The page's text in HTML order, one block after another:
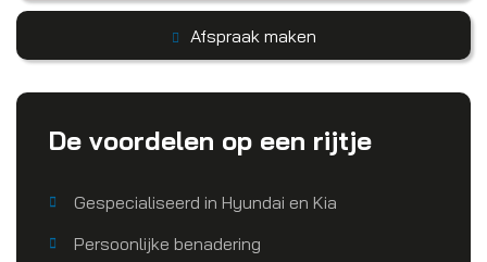
Afspraak maken
De voordelen op een rijtje
Gespecialiseerd in Hyundai en Kia
Persoonlijke benadering